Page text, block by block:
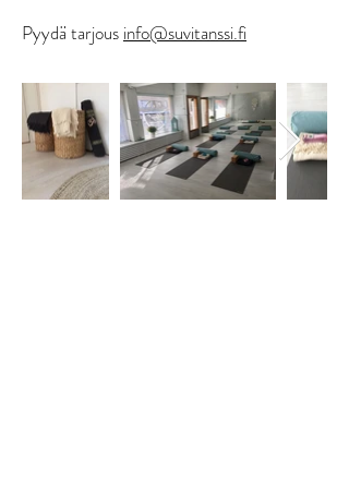
Pyydä tarjous info@suvitanssi.fi